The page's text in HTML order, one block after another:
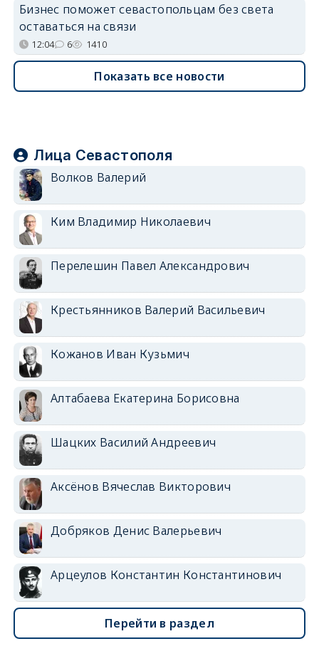
Бизнес поможет севастопольцам без света
оставаться на связи
12:04 6 1410
Показать все новости
Лица Севастополя
Волков Валерий
Ким Владимир Николаевич
Перелешин Павел Александрович
Крестьянников Валерий Васильевич
Кожанов Иван Кузьмич
Алтабаева Екатерина Борисовна
Шацких Василий Андреевич
Аксёнов Вячеслав Викторович
Добряков Денис Валерьевич
Арцеулов Константин Константинович
Перейти в раздел